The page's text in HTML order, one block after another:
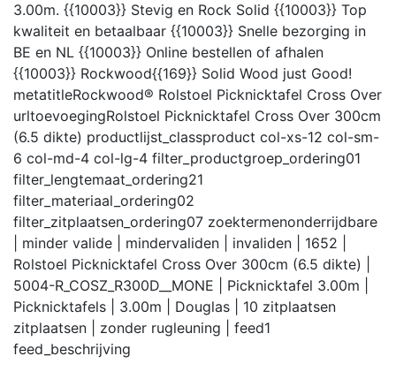
3.00m. {{10003}} Stevig en Rock Solid {{10003}} Top
kwaliteit en betaalbaar {{10003}} Snelle bezorging in
BE en NL {{10003}} Online bestellen of afhalen
{{10003}} Rockwood{{169}} Solid Wood just Good!
metatitleRockwood® Rolstoel Picknicktafel Cross Over
urltoevoegingRolstoel Picknicktafel Cross Over 300cm
(6.5 dikte) productlijst_classproduct col-xs-12 col-sm-
6 col-md-4 col-lg-4 filter_productgroep_ordering01
filter_lengtemaat_ordering21
filter_materiaal_ordering02
filter_zitplaatsen_ordering07 zoektermenonderrijdbare
| minder valide | mindervaliden | invaliden | 1652 |
Rolstoel Picknicktafel Cross Over 300cm (6.5 dikte) |
5004-R_COSZ_R300D__MONE | Picknicktafel 3.00m |
Picknicktafels | 3.00m | Douglas | 10 zitplaatsen
zitplaatsen | zonder rugleuning |
feed1
feed_beschrijving